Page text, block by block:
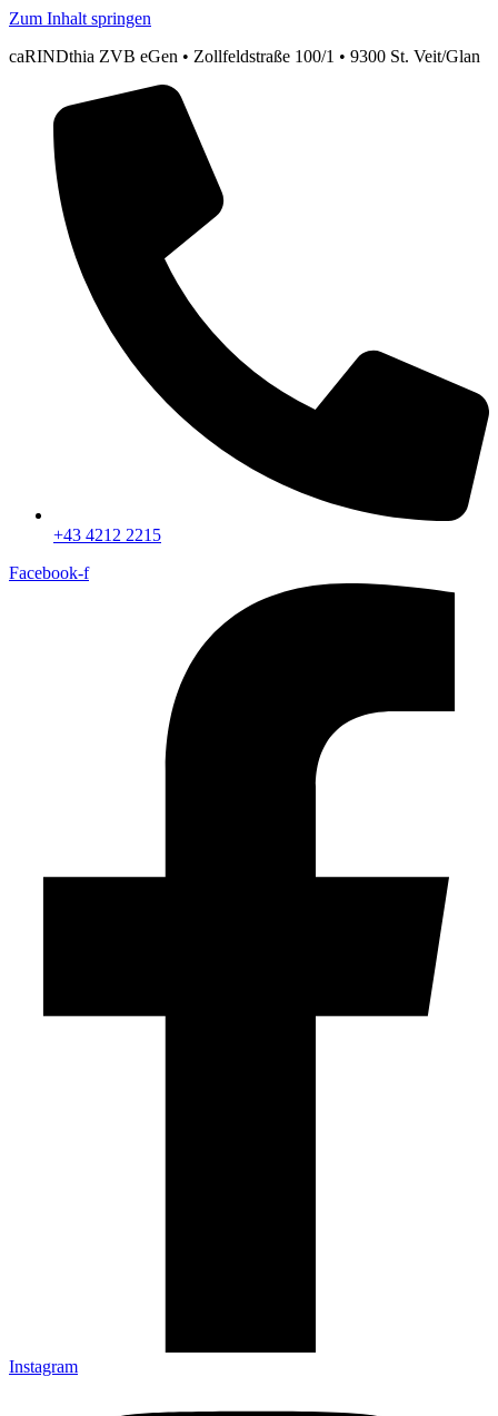
Zum Inhalt springen
caRINDthia ZVB eGen • Zollfeldstraße 100/1 • 9300 St. Veit/Glan
+43 4212 2215
Facebook-f
Instagram